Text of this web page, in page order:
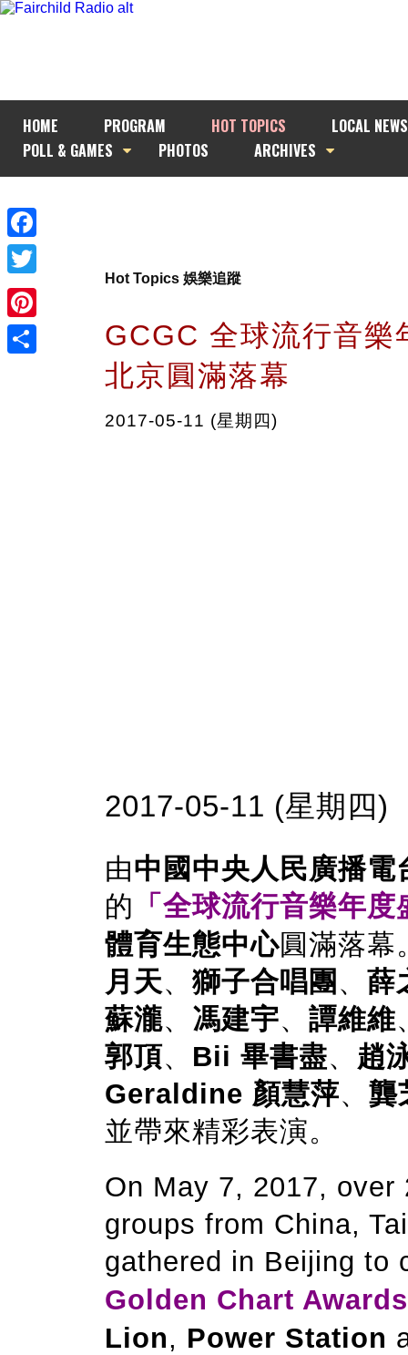
HOME PROGRAM HOT TOPICS
LOCAL NEWS
POLL & GAMES
PHOTOS ARCHIVES
Facebook
Twitter
Pinterest
Hot Topics 娛樂追蹤
GCGC 全球流行音樂
北京圓滿落幕
2017-05-11 (星期四)
2017-05-11 (星期四)
由中國中央人民廣播
的 「全球流行音樂年度
體育生態中心圓滿落幕
月天、 獅子合唱團 、 薛
蘇瀧、 馮建宇、 譚維維
郭頂、 Bii 畢書盡、 趙
Geraldine 顏慧萍、 龔
並帶來精彩表演。
On May 7, 2017,
groups from China,
gathered in Beijing to
Golden Chart
Lion, Power Station